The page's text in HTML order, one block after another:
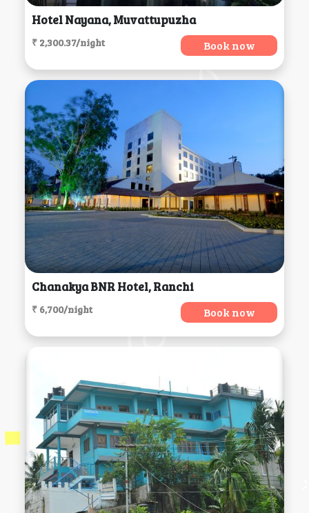
Hotel Nayana, Muvattupuzha
₹ 2,300.37/night Book now
Chanakya BNR Hotel, Ranchi
₹ 6,700/night Book now